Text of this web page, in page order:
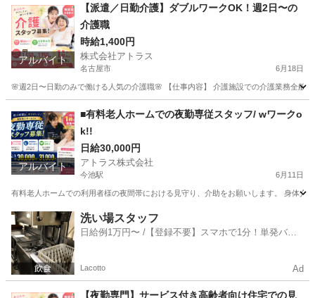
アルバイト
【派遣／日勤介護】ダブルワークOK！週2日〜の
介護職
時給1,400円
株式会社アトラス
名古屋市 6月18日
🌸週2日〜日勤のみで働ける人気の介護職🌸 【仕事内容】 介護施設での介護業務全般
介護士 時給
アルバイト
■有料老人ホームでの夜勤専従スタッフ/ wワークo
k!!
日給30,000円
アトラス株式会社
今池駅 6月11日
有料老人ホームでの利用者様の夜間帯における見守り、介助をお願いします。 身体
愛知 名古屋市 今池駅 介護
洗い場スタッフ
日給例1万円〜 /【登録不要】スマホで1分！単発バイ
Lacotto Ad
【夜勤専門】サービス付き高齢者向け住宅での見